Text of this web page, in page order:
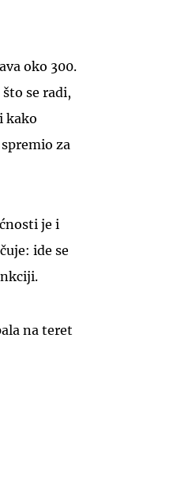
oko 300.
se radi,
kako
za
je i
ide se
na teret